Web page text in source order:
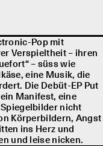
Pop mit
Verspieltheit – ihren
– süss wie
eine Musik, die
Die Debüt-EP Put
Manifest, eine
nicht
Körperbildern, Angst
ins Herz und
und leise nicken.